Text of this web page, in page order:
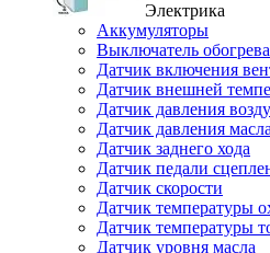
Электрика
Аккумуляторы
Выключатель обогрева
Датчик включения
Датчик внешней
Датчик давления
Датчик давления масла
Датчик заднего хода
Датчик педали
Датчик скорости
Датчик температуры
Датчик температуры
Датчик уровня масла